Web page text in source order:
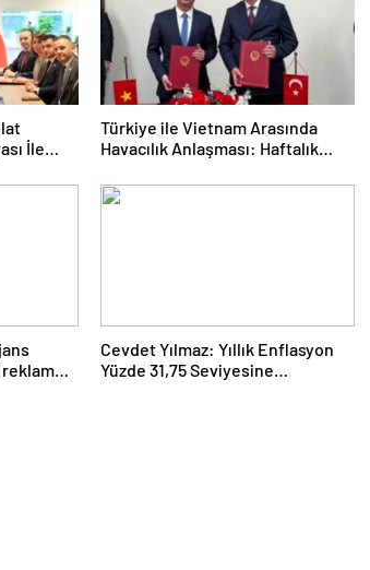
İle
Türkiye ile Vietnam Arasında
Havacılık Anlaşması: Haftalık
Cevdet Yılmaz: Yıllık Enflasyon
Yüzde 31,75 Seviyesine